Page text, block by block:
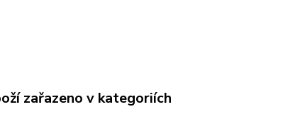
zařazeno v kategoriích